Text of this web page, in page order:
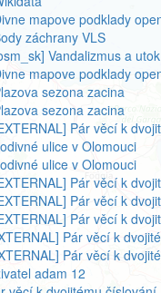
mapove podklady
záchrany VLS
Vandalizmus a
mapove podklady
sezona zacina
sezona zacina
Pár věcí k
ulice v Olomouci
ulice v Olomouci
Pár věcí k
Pár věcí k
Pár věcí k
Pár věcí k
Pár věcí k
adam 12